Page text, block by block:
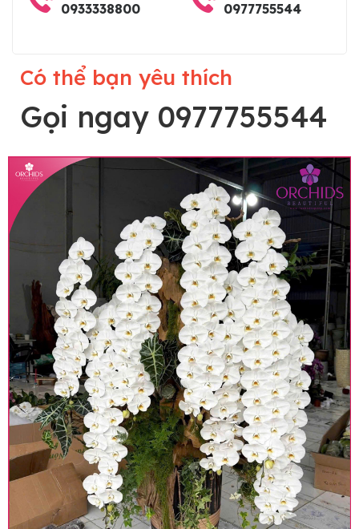
Lưu ý trước khi đặt hàng
• Về cây hoa: Một chậu hoa lan hồ điệp đẹp và
hoàn chỉnh sẽ được phối ghép từ nhiều cây hoa
và tạo dáng hoàn toàn thủ công nên có thể sẽ
khác nhau đôi chút giữa sản phẩm thực tế và
trên hình. Cây hoa lan còn phụ thuộc theo mùa
và điều kiện khách quan, tùy vào thời điểm hoa
nở nhiều, nở ít khi shop có sẵn nên sẽ thay đổi về
độ dầy hoa, thưa hoa và cách trang trí.
• Về kiểu dáng & phụ kiện: Beautiful Orchids cam
kết sản phẩm được thực hiện dựa trên mẫu đã
chọn với mức độ giống mẫu khoảng 80-90%, nếu
có thay đổi về màu sắc hoa và kiểu chậu cũng
như phụ kiện trang trí chúng tôi sẽ chủ động liên
lạc với khách hàng để thông báo và tư vấn loại
0933338800 0977755544
Có thể bạn yêu thích
Gọi ngay 0977755544